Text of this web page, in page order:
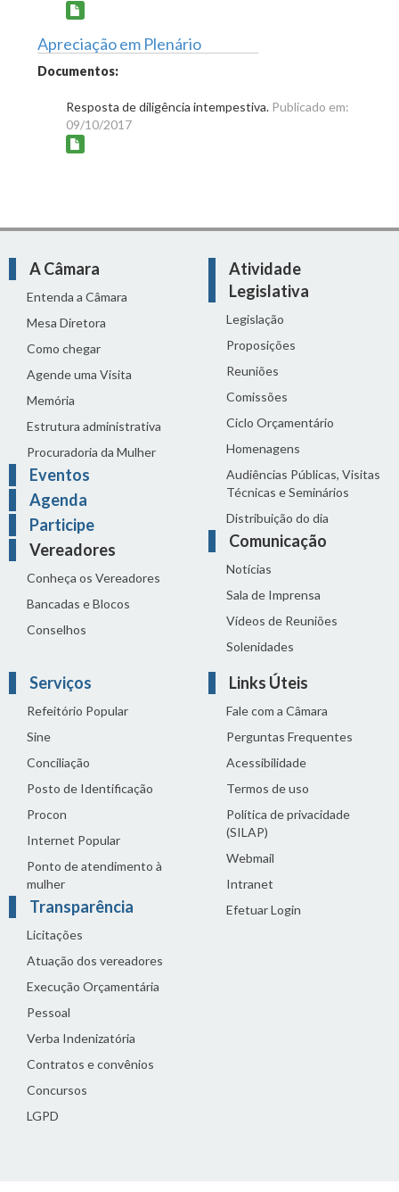
Apreciação em Plenário
Documentos:
Resposta de diligência intempestiva. Publicado em:
09/10/2017
A Câmara
Entenda a Câmara
Mesa Diretora
Como chegar
Agende uma Visita
Memória
Estrutura administrativa
Procuradoria da Mulher
Eventos
Agenda
Participe
Vereadores
Conheça os Vereadores
Bancadas e Blocos
Conselhos
Atividade
Legislativa
Legislação
Proposições
Reuniões
Comissões
Ciclo Orçamentário
Homenagens
Audiências Públicas, Visitas
Técnicas e Seminários
Distribuição do dia
Comunicação
Notícias
Sala de Imprensa
Vídeos de Reuniões
Solenidades
Serviços
Refeitório Popular
Sine
Conciliação
Posto de Identificação
Procon
Internet Popular
Ponto de atendimento à
mulher
Transparência
Licitações
Atuação dos vereadores
Execução Orçamentária
Pessoal
Verba Indenizatória
Contratos e convênios
Concursos
LGPD
Links Úteis
Fale com a Câmara
Perguntas Frequentes
Acessibilidade
Termos de uso
Política de privacidade
(SILAP)
Webmail
Intranet
Efetuar Login